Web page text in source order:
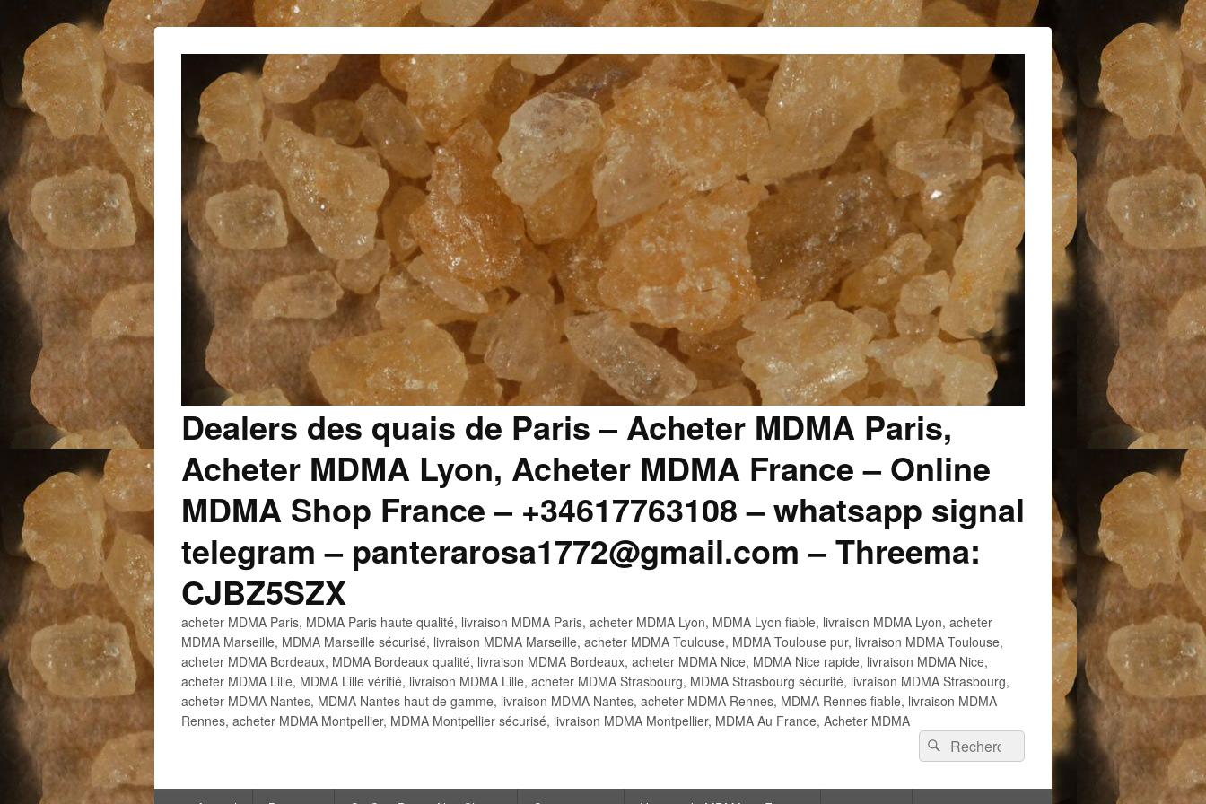
Dealers des quais de Paris – Acheter MDMA Paris,
Acheter MDMA Lyon, Acheter MDMA France – Online
MDMA Shop France – +34617763108 – whatsapp signal
telegram – panterarosa1772@gmail.com – Threema:
CJBZ5SZX
acheter MDMA Paris, MDMA Paris haute qualité, livraison MDMA Paris, acheter MDMA Lyon, MDMA Lyon fiable, livraison MDMA Lyon, acheter
MDMA Marseille, MDMA Marseille sécurisé, livraison MDMA Marseille, acheter MDMA Toulouse, MDMA Toulouse pur, livraison MDMA Toulouse,
acheter MDMA Bordeaux, MDMA Bordeaux qualité, livraison MDMA Bordeaux, acheter MDMA Nice, MDMA Nice rapide, livraison MDMA Nice,
acheter MDMA Lille, MDMA Lille vérifié, livraison MDMA Lille, acheter MDMA Strasbourg, MDMA Strasbourg sécurité, livraison MDMA Strasbourg,
acheter MDMA Nantes, MDMA Nantes haut de gamme, livraison MDMA Nantes, acheter MDMA Rennes, MDMA Rennes fiable, livraison MDMA
Rennes, acheter MDMA Montpellier, MDMA Montpellier sécurisé, livraison MDMA Montpellier, MDMA Au France, Acheter MDMA
Recherche :
Rechercher
Menu